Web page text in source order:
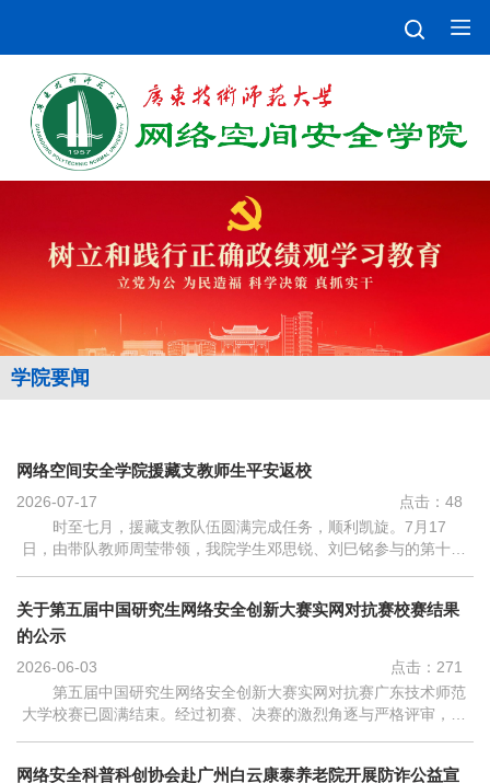
学院要闻
网络空间安全学院援藏支教师生平安返校
2026-07-17 点击： 48
时至七月，援藏支教队伍圆满完成任务，顺利凯旋。7月17
日，由带队教师周莹带领，我院学生邓思锐、刘巳铭参与的第十五
关于第五届中国研究生网络安全创新大赛实网对抗赛校赛结果
的公示
2026-06-03 点击： 271
第五届中国研究生网络安全创新大赛实网对抗赛广东技术师范
大学校赛已圆满结束。经过初赛、决赛的激烈角逐与严格评审，现
网络安全科普科创协会赴广州白云康泰养老院开展防诈公益宣